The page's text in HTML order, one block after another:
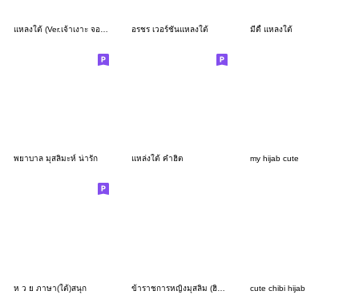
อรชร เวอร์ชั่นแหลงใต้ มีดี้ แหลงใต้
พยาบาล มุสลิมะห์ น่ารัก แหล่งใต้ คำฮิต my hijab cute
ห ว ย ภาษา(ใต้)สนุก cute chibi hijab